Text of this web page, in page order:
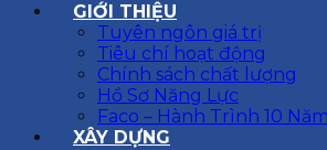
GIỚI THIỆU
Tuyên ngôn giá trị
Tiêu chí hoạt động
Chính sách chất lượng
Hồ Sơ Năng Lực
Faco – Hành Trình 10 Năm
XÂY DỰNG